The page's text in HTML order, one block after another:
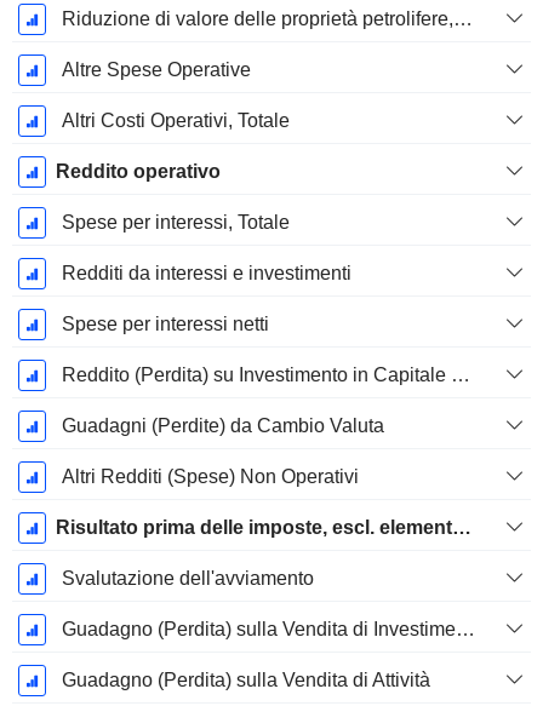
Riduzione di valore delle proprietà petrolifere, gassose e minerali - (CdR)
Altre Spese Operative
Altri Costi Operativi, Totale
Reddito operativo
Spese per interessi, Totale
Redditi da interessi e investimenti
Spese per interessi netti
Reddito (Perdita) su Investimento in Capitale Proprio.
Guadagni (Perdite) da Cambio Valuta
Altri Redditi (Spese) Non Operativi
Risultato prima delle imposte, escl. elementi straordinari
Svalutazione dell'avviamento
Guadagno (Perdita) sulla Vendita di Investimenti
Guadagno (Perdita) sulla Vendita di Attività